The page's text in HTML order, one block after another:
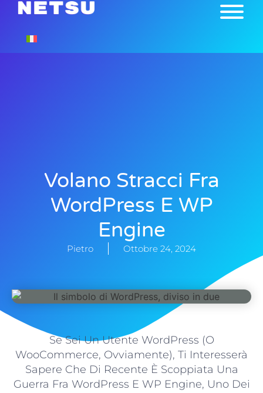
Volano Stracci Fra
WordPress E WP
Engine
Pietro Ottobre 24, 2024
Se Sei Un Utente WordPress (o
WooCommerce, Ovviamente), Ti Interesserà
Sapere Che Di Recente È Scoppiata Una
Guerra Fra WordPress E WP Engine, Uno Dei